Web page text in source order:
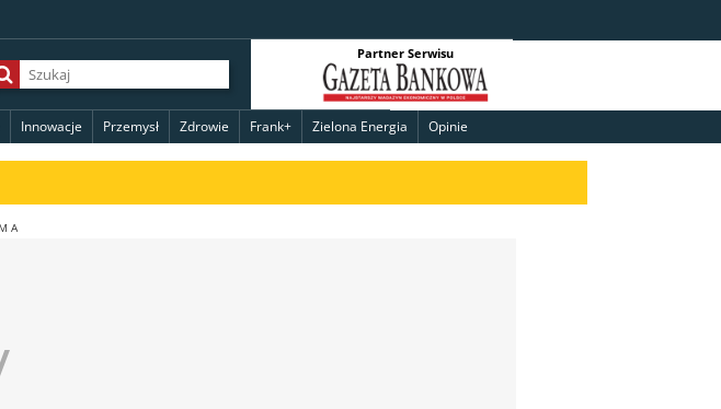
Partner Serwisu
Innowacje Przemysł Zdrowie Frank+ Zielona Energia Opinie